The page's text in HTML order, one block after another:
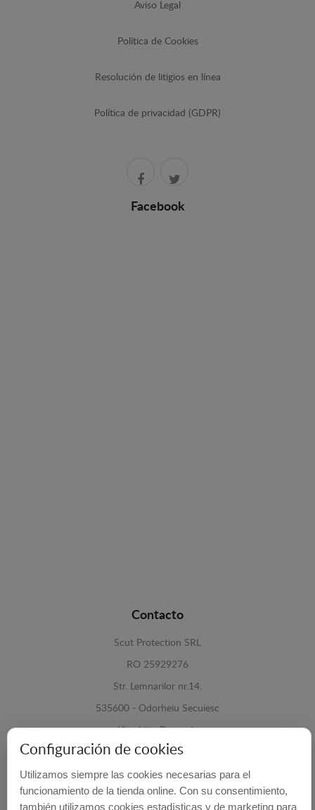
Aviso Legal
Política de Cookies
Resolución de litigios en línea
Política de privacidad (GDPR)
Facebook
Contacto
Scut Protection SRL
RO 25929276
Str. Lemnarilor nr.14.
535600 - Odorheiu Secuiesc
Harghita, Romania
Site: www.cubrecarter.com
Configuración de cookies
Utilizamos siempre las cookies necesarias para el
funcionamiento de la tienda online. Con su consentimiento,
también utilizamos cookies estadísticas y de marketing para